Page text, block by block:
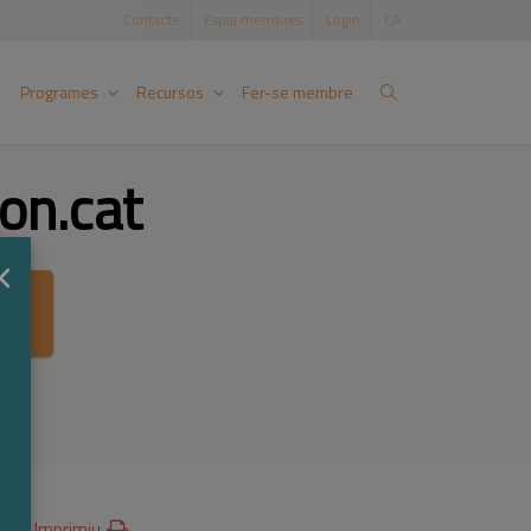
Contacte Espai membres Login CA
Programes Recursos Fer-se membre